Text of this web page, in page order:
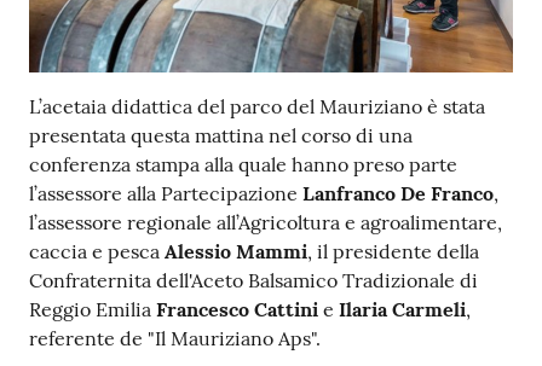
L’acetaia didattica del parco del Mauriziano è stata
presentata questa mattina nel corso di una
conferenza stampa alla quale hanno preso parte
l’assessore alla Partecipazione Lanfranco De Franco,
l’assessore regionale all’Agricoltura e agroalimentare,
caccia e pesca Alessio Mammi, il presidente della
Confraternita dell'Aceto Balsamico Tradizionale di
Reggio Emilia Francesco Cattini e Ilaria Carmeli,
referente de "Il Mauriziano Aps".